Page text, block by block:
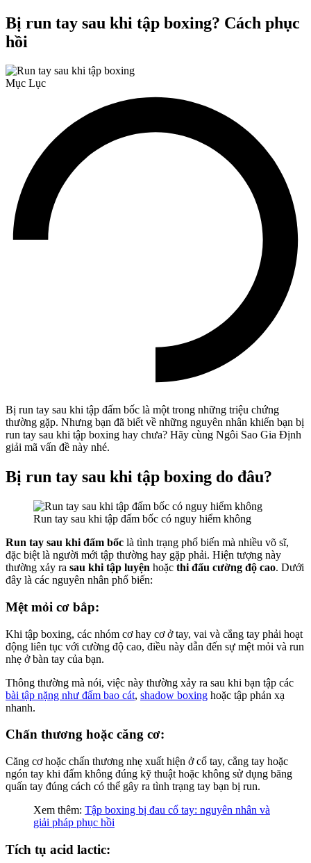
Bị run tay sau khi tập boxing? Cách phục
hồi
Mục Lục
Bị run tay sau khi tập đấm bốc là một trong những triệu chứng
thường gặp. Nhưng bạn đã biết về những nguyên nhân khiến bạn bị
run tay sau khi tập boxing hay chưa? Hãy cùng Ngôi Sao Gia Định
giải mã vấn đề này nhé.
Bị run tay sau khi tập boxing do đâu?
Run tay sau khi tập đấm bốc có nguy hiểm không
Run tay sau khi đấm bốc là tình trạng phổ biến mà nhiều võ sĩ,
đặc biệt là người mới tập thường hay gặp phải. Hiện tượng này
thường xảy ra sau khi tập luyện hoặc thi đấu cường độ cao. Dưới
đây là các nguyên nhân phổ biến:
Mệt mỏi cơ bắp:
Khi tập boxing, các nhóm cơ hay cơ ở tay, vai và cẳng tay phải hoạt
động liên tục với cường độ cao, điều này dẫn đến sự mệt mỏi và run
nhẹ ở bàn tay của bạn.
Thông thường mà nói, việc này thường xảy ra sau khi bạn tập các
bài tập nặng như đấm bao cát, shadow boxing hoặc tập phản xạ
nhanh.
Chấn thương hoặc căng cơ:
Căng cơ hoặc chấn thương nhẹ xuất hiện ở cổ tay, cẳng tay hoặc
ngón tay khi đấm không đúng kỹ thuật hoặc không sử dụng băng
quấn tay đúng cách có thể gây ra tình trạng tay bạn bị run.
Xem thêm: Tập boxing bị đau cổ tay: nguyên nhân và
giải pháp phục hồi
Tích tụ acid lactic: